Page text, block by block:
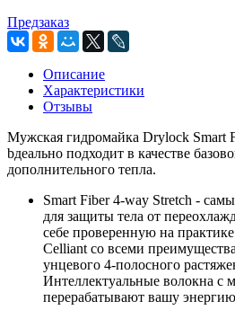
Предзаказ
Описание
Характеристики
Отзывы
Мужская гидромайка Drylock Smart
bдеально подходит в качестве
дополнительного тепла.
Smart Fiber 4-way Stretch -
для защиты тела от
себе проверенную на
Celliant со всеми
унцевого 4-полосного
Интеллектуальные волокна с
перерабатывают вашу